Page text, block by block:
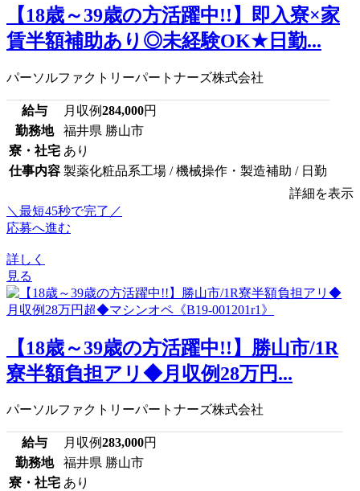
【18歳～39歳の方活躍中!!】即入寮×家
賃半額補助あり◎未経験OK★日勤...
パーソルファクトリーパートナーズ株式会社
給与 月収例284,000円
勤務地
福井県 勝山市
寮・社宅 あり
仕事内容 製薬化粧品系工場 / 機械操作・製造補助 / 日勤
詳細を表示
＼最短45秒で完了／
応募へ進む
詳しく
見る
【18歳～39歳の方活躍中!!】勝山市/1R
寮半額負担アリ◆月収例28万円...
パーソルファクトリーパートナーズ株式会社
給与 月収例283,000円
勤務地
福井県 勝山市
寮・社宅 あり